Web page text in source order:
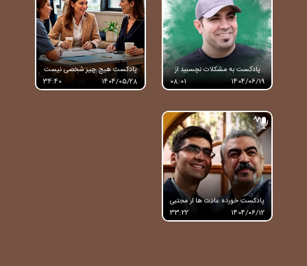
پادکست به مشکلات نچسبید از
امیر شریفی1404/06/19
08:01
پادکست هیچ چیز شخصی نیست
1404/05/28
34:40
پادکست خورده عادت ها ار مجتبی
1404/06/12
33:22